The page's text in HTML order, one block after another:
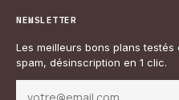
NEWSLETTER
Les meilleurs bons plans testés
spam, désinscription en 1 clic.